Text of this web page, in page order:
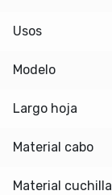
Usos
Modelo
Largo hoja
Material cabo
Material cuchilla